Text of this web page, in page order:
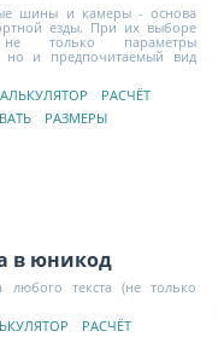
шины и камеры - основа
езды. При их выборе
не только параметры
но и предпочитаемый вид
РАСЧЁТ
РАЗМЕРЫ
в юникод
любого текста (не только
РАСЧЁТ